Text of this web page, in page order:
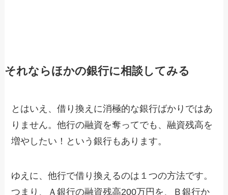
それならほかの銀行に相談してみる
とはいえ、借り換えに消極的な銀行ばかりではあ
りません。他行の融資を奪ってでも、融資残高を
増やしたい！という銀行もあります。
ゆえに、他行で借り換えるのは１つの方法です。
つまり、Ａ銀行の融資残高200万円を、Ｂ銀行か